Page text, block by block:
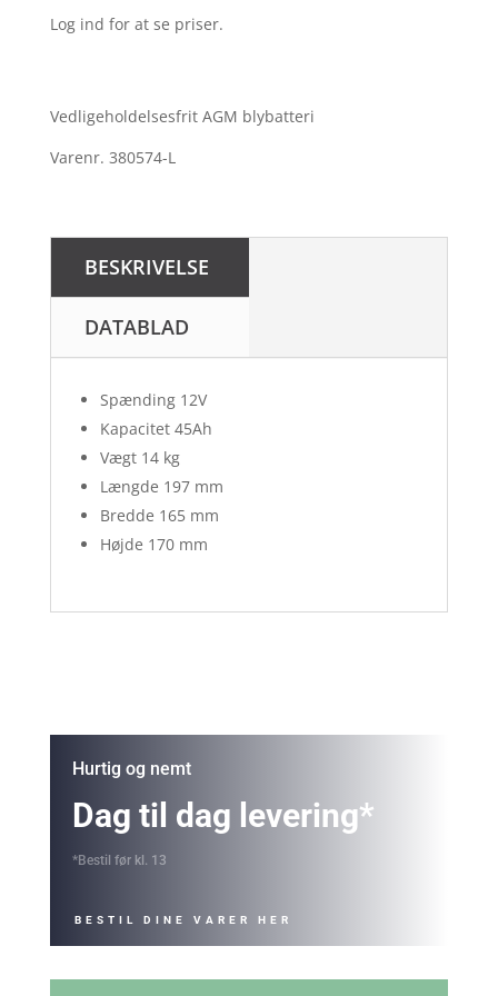
Log ind for at se priser.
Vedligeholdelsesfrit AGM blybatteri
Varenr. 380574-L
BESKRIVELSE
DATABLAD
Spænding 12V
Kapacitet 45Ah
Vægt 14 kg
Længde 197 mm
Bredde 165 mm
Højde 170 mm
Hurtig og nemt
Dag til dag levering*
*Bestil før kl. 13
BESTIL DINE VARER HER